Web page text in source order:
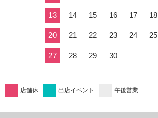
13 14 15 16 17 18
20 21 22 23 24 25
27 28 29 30
店舗休 出店イベント 午後営業